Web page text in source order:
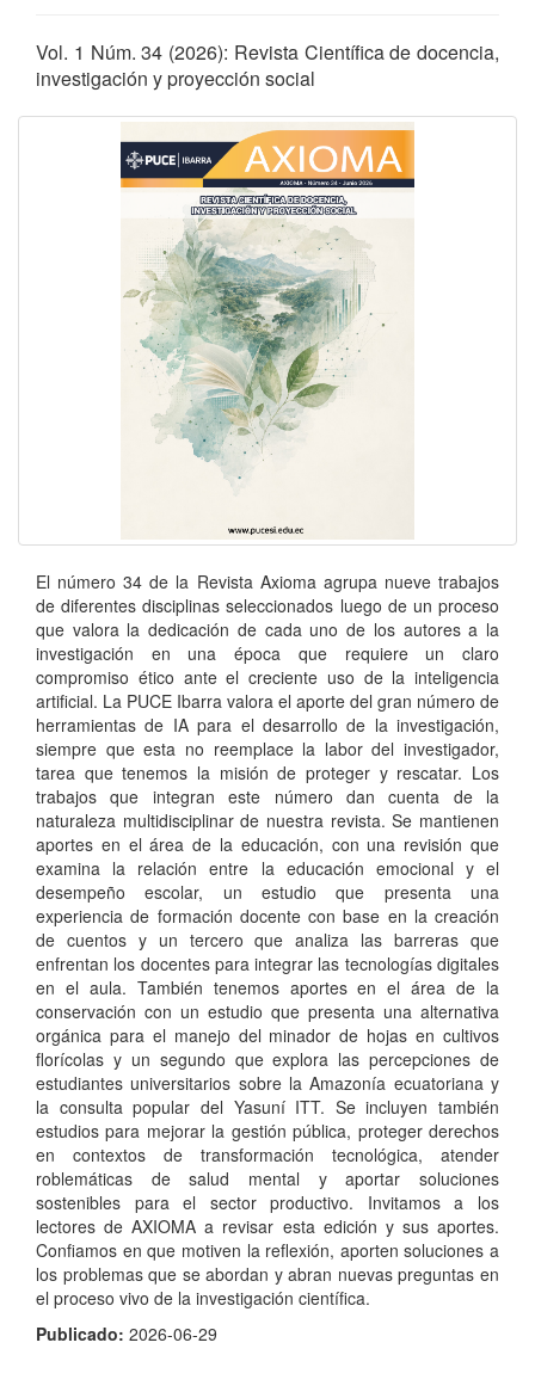
Vol. 1 Núm. 34 (2026): Revista Científica de docencia,
investigación y proyección social
El número 34 de la Revista Axioma agrupa nueve trabajos
de diferentes disciplinas seleccionados luego de un proceso
que valora la dedicación de cada uno de los autores a la
investigación en una época que requiere un claro
compromiso ético ante el creciente uso de la inteligencia
artificial. La PUCE Ibarra valora el aporte del gran número de
herramientas de IA para el desarrollo de la investigación,
siempre que esta no reemplace la labor del investigador,
tarea que tenemos la misión de proteger y rescatar. Los
trabajos que integran este número dan cuenta de la
naturaleza multidisciplinar de nuestra revista. Se mantienen
aportes en el área de la educación, con una revisión que
examina la relación entre la educación emocional y el
desempeño escolar, un estudio que presenta una
experiencia de formación docente con base en la creación
de cuentos y un tercero que analiza las barreras que
enfrentan los docentes para integrar las tecnologías digitales
en el aula. También tenemos aportes en el área de la
conservación con un estudio que presenta una alternativa
orgánica para el manejo del minador de hojas en cultivos
florícolas y un segundo que explora las percepciones de
estudiantes universitarios sobre la Amazonía ecuatoriana y
la consulta popular del Yasuní ITT. Se incluyen también
estudios para mejorar la gestión pública, proteger derechos
en contextos de transformación tecnológica, atender
roblemáticas de salud mental y aportar soluciones
sostenibles para el sector productivo. Invitamos a los
lectores de AXIOMA a revisar esta edición y sus aportes.
Confiamos en que motiven la reflexión, aporten soluciones a
los problemas que se abordan y abran nuevas preguntas en
el proceso vivo de la investigación científica.
Publicado: 2026-06-29